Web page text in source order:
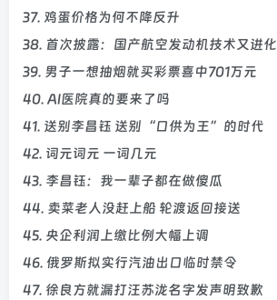
37. 鸡蛋价格为何不降反升
38. 首次披露：国产航空发动机技术又进化
39. 男子一想抽烟就买彩票喜中701万元
40. AI医院真的要来了吗
41. 送别李昌钰 送别“口供为王”的时代
42. 词元词元 一词几元
43. 李昌钰：我一辈子都在做傻瓜
44. 卖菜老人没赶上船 轮渡返回接送
45. 央企利润上缴比例大幅上调
46. 俄罗斯拟实行汽油出口临时禁令
47. 徐良方就漏打汪苏泷名字发声明致歉